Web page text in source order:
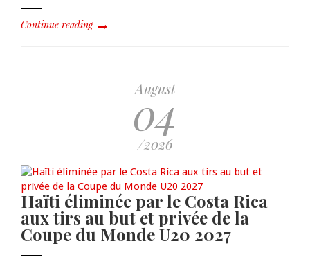
Continue reading
August
04
/2026
Haïti éliminée par le Costa Rica
aux tirs au but et privée de la
Coupe du Monde U20 2027